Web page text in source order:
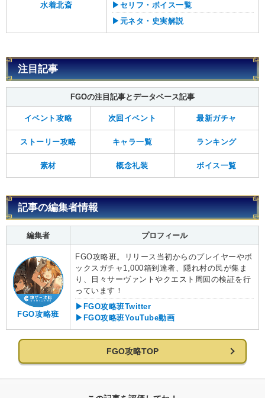
水着北斎
▶︎セリフ・ボイス一覧
▶︎元ネタ・史実解説
注目記事
FGOの注目記事とデータベース記事
イベント攻略 次回イベント 最新ガチャ
ストーリー攻略 キャラ一覧 ランキング
素材 概念礼装 ボイス一覧
記事の編集者情報
編集者 プロフィール
FGO攻略班
FGO攻略班。リリース当初からのプレイヤーやボ
ックスガチャ1,000箱到達者、隠れ村の民が集ま
り、日々サーヴァントやクエスト周回の検証を行
っています！
▶FGO攻略班Twitter
▶FGO攻略班YouTube動画
FGO攻略TOP